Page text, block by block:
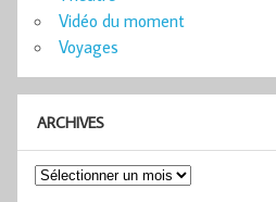
Vidéo du moment
Voyages
ARCHIVES
Archives